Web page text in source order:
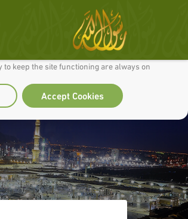
for you and so we can continually improve it.
keep the site functioning are always on
Accept Cookies